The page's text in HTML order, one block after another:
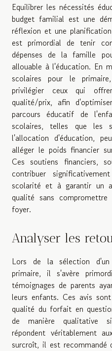
Equilibrer les nécessités
budget familial est une
réflexion et une
est primordial de tenir
dépenses de la famille
allouable à l'éducation. En
scolaires pour le
privilégier ceux qui
qualité/prix, afin
parcours éducatif de
scolaires, telles que les
l'allocation d'éducation,
alléger le poids financier
Ces soutiens financiers,
contribuer
scolarité et à garantir un
qualité sans
foyer.
Analyser les
Lors de la sélection
primaire, il s'avère
témoignages de parents
leurs enfants. Ces avis
qualité du forfait en
de manière qualitative
répondent véritablement
surcroît, il est recommandé